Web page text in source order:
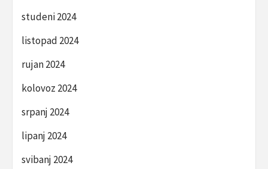
studeni 2024
listopad 2024
rujan 2024
kolovoz 2024
srpanj 2024
lipanj 2024
svibanj 2024